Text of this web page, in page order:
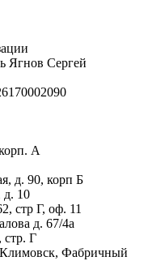
Ягнов Сергей
А
д. 90, корп Б
д. 10
стр Г, оф. 11
д. 67/4а
стр. Г
Фабричный